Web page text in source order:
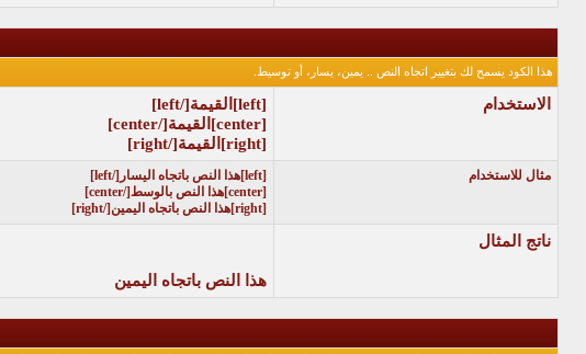
هذا الكود يسمح لك بتغيير اتجاه النص .. يمين، يسار، أو توسيط.
الاستخدام [left] القيمة[/left]
[center]
القيمة[/center]
[right]
القيمة[/right]
مثال للاستخدام
[left]هذا النص باتجاه اليسار[/left]
[center]هذا النص بالوسط[/center]
[right]هذا النص باتجاه اليمين[/right]
ناتج المثال
هذا النص باتجاه اليمين